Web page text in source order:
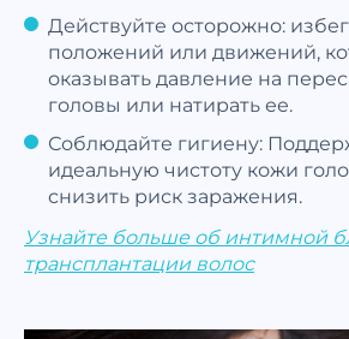
Действуйте осторожно:
положений или движений,
оказывать давление на
головы или натирать ее.
Соблюдайте гигиену:
идеальную чистоту кожи
снизить риск заражения.
Узнайте больше об интимной
трансплантации волос